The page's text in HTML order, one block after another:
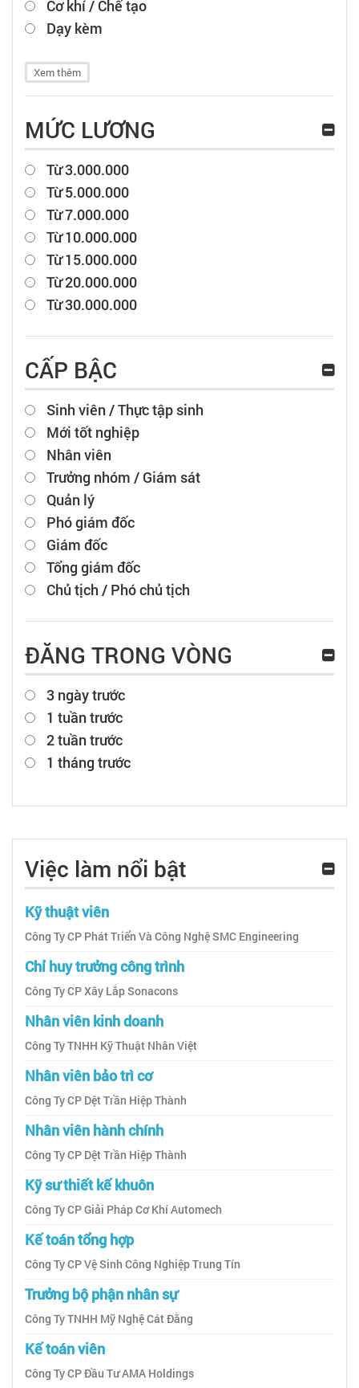
Cơ khí / Chế tạo
Dạy kèm
Xem thêm
MỨC LƯƠNG
Từ 3.000.000
Từ 5.000.000
Từ 7.000.000
Từ 10.000.000
Từ 15.000.000
Từ 20.000.000
Từ 30.000.000
CẤP BẬC
Sinh viên / Thực tập sinh
Mới tốt nghiệp
Nhân viên
Trưởng nhóm / Giám sát
Quản lý
Phó giám đốc
Giám đốc
Tổng giám đốc
Chủ tịch / Phó chủ tịch
ĐĂNG TRONG VÒNG
3 ngày trước
1 tuần trước
2 tuần trước
1 tháng trước
Việc làm nổi bật
Kỹ thuật viên
Công Ty CP Phát Triển Và Công Nghệ SMC Engineering
Chỉ huy trưởng công trình
Công Ty CP Xây Lắp Sonacons
Nhân viên kinh doanh
Công Ty TNHH Kỹ Thuật Nhân Việt
Nhân viên bảo trì cơ
Công Ty CP Dệt Trần Hiệp Thành
Nhân viên hành chính
Công Ty CP Dệt Trần Hiệp Thành
Kỹ sư thiết kế khuôn
Công Ty CP Giải Pháp Cơ Khí Automech
Kế toán tổng hợp
Công Ty CP Vệ Sinh Công Nghiệp Trung Tín
Trưởng bộ phận nhân sự
Công Ty TNHH Mỹ Nghệ Cát Đằng
Kế toán viên
Công Ty CP Đầu Tư AMA Holdings